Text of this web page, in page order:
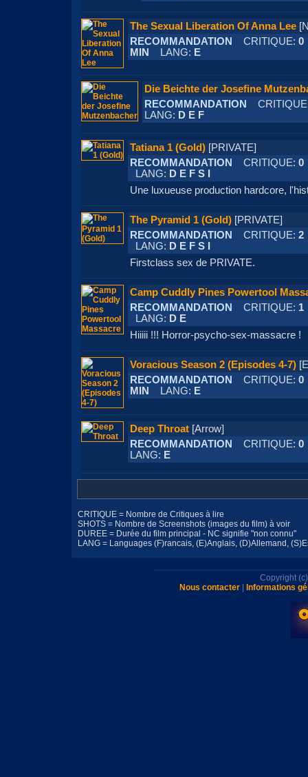
The Sexual Liberation Of Anna Lee
RECOMMANDATION
CRITIQUE: 0
MIN
LANG: E
Die Beichte der Josefine
RECOMMANDATION
LANG: D E F
Tatiana 1 (Gold) [PRIVATE]
RECOMMANDATION
CRITIQUE: 0
LANG: D E F S I
Une luxueuse production hardcore,
The Pyramid 1 (Gold) [PRIVATE]
RECOMMANDATION
CRITIQUE: 2
LANG: D E F S I
Firstclass sex de PRIVATE.
Camp Cuddly Pines Powertool
RECOMMANDATION
CRITIQUE: 1
LANG: D E
Hiiiii !!! Horror-psycho-sex-massacre !
Voracious Season 2 (Episodes 4-7)
RECOMMANDATION
CRITIQUE: 0
MIN
LANG: E
Deep Throat [Arrow]
RECOMMANDATION
CRITIQUE: 0
LANG: E
CRITIQUE = Nombre de Critiques à lire
SHOTS = Nombre de Screenshots (images du film) à voir
DUREE = Durée du film principal - NC signifie "non connu"
LANG = Languages (F)rancais, (E)Anglais, (D)Allemand,
Copyright
Nous contacter| Informations